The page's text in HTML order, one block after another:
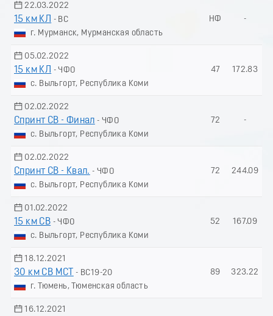
22.03.2022
15 км КЛ
- ВС
г. Мурманск, Мурманская область
НФ -
05.02.2022
15 км КЛ
- ЧФО
с. Выльгорт, Республика Коми
47 172.83
02.02.2022
Спринт СВ - Финал - ЧФО
с. Выльгорт, Республика Коми
72 -
02.02.2022
Спринт СВ - Квал. - ЧФО
с. Выльгорт, Республика Коми
72 244.09
01.02.2022
15 км СВ - ЧФО
с. Выльгорт, Республика Коми
52 167.09
18.12.2021
30 км СВ МСТ
- ВС19-20
г. Тюмень, Тюменская область
89 323.22
16.12.2021